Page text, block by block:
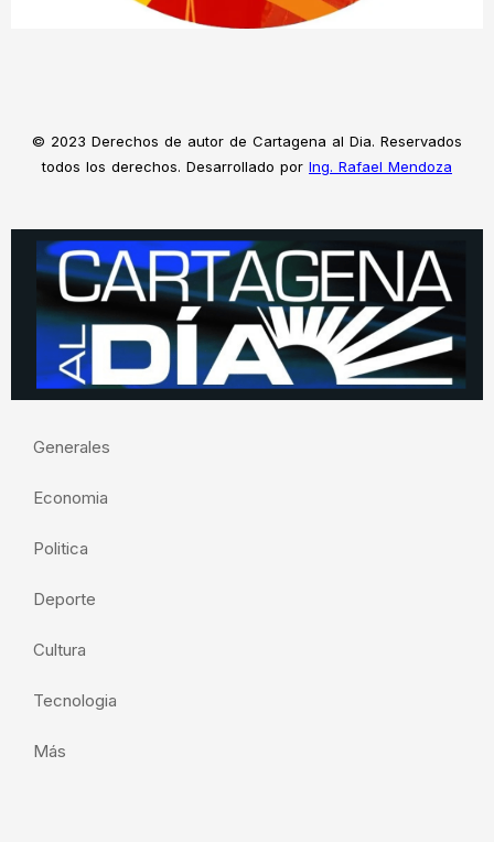
© 2023 Derechos de autor de Cartagena al Dia. Reservados
todos los derechos. Desarrollado por Ing. Rafael Mendoza
Generales
Economia
Politica
Deporte
Cultura
Tecnologia
Más